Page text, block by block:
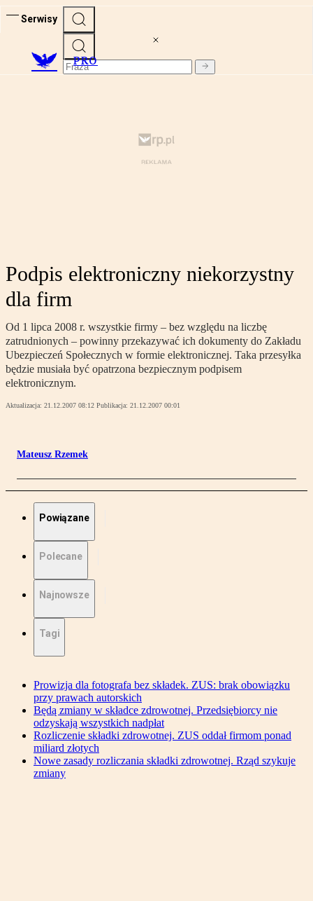
Serwisy
PRO
Podpis elektroniczny niekorzystny
dla firm
Od 1 lipca 2008 r. wszystkie firmy – bez względu na liczbę
zatrudnionych – powinny przekazywać ich dokumenty do Zakładu
Ubezpieczeń Społecznych w formie elektronicznej. Taka przesyłka
będzie musiała być opatrzona bezpiecznym podpisem
elektronicznym.
Aktualizacja: 21.12.2007 08:12 Publikacja: 21.12.2007 00:01
Mateusz Rzemek
Powiązane
Polecane
Najnowsze
Tagi
Prowizja dla fotografa bez składek. ZUS: brak obowiązku
przy prawach autorskich
Będą zmiany w składce zdrowotnej. Przedsiębiorcy nie
odzyskają wszystkich nadpłat
Rozliczenie składki zdrowotnej. ZUS oddał firmom ponad
miliard złotych
Nowe zasady rozliczania składki zdrowotnej. Rząd szykuje
zmiany